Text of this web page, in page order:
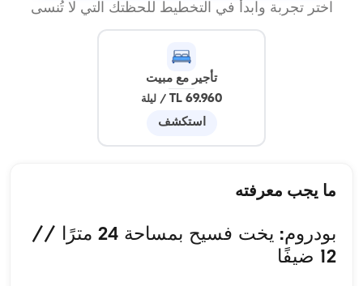
اختر تجربة وابدأ في التخطيط للحظتك التي لا تُنسى
تأجير مع مبيت
69.960 TL
/ ليلة
استكشف
ما يجب معرفته
بودروم: يخت فسيح بمساحة 24 مترًا //
12 ضيفًا